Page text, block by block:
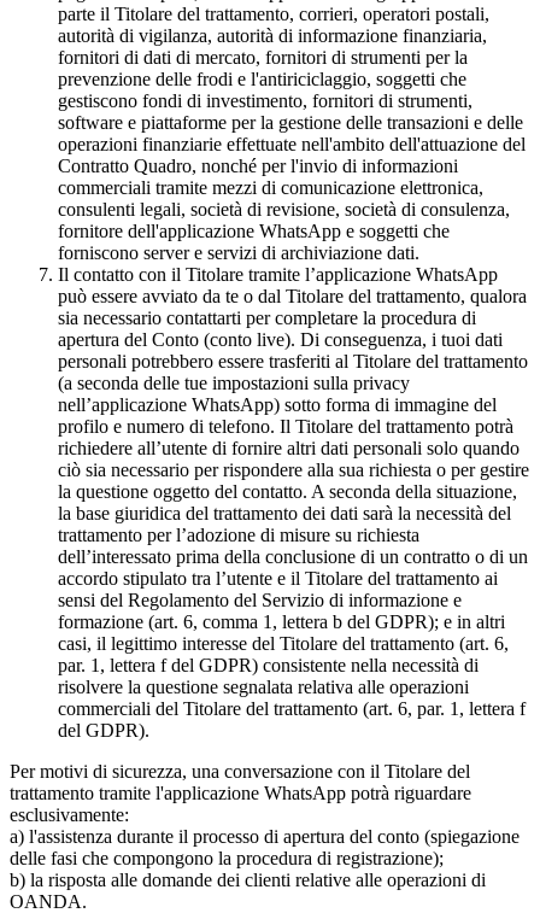
parte il Titolare del trattamento, corrieri, operatori postali,
autorità di vigilanza, autorità di informazione finanziaria,
fornitori di dati di mercato, fornitori di strumenti per la
prevenzione delle frodi e l'antiriciclaggio, soggetti che
gestiscono fondi di investimento, fornitori di strumenti,
software e piattaforme per la gestione delle transazioni e delle
operazioni finanziarie effettuate nell'ambito dell'attuazione del
Contratto Quadro, nonché per l'invio di informazioni
commerciali tramite mezzi di comunicazione elettronica,
consulenti legali, società di revisione, società di consulenza,
fornitore dell'applicazione WhatsApp e soggetti che
forniscono server e servizi di archiviazione dati.
Il contatto con il Titolare tramite l’applicazione WhatsApp
può essere avviato da te o dal Titolare del trattamento, qualora
sia necessario contattarti per completare la procedura di
apertura del Conto (conto live). Di conseguenza, i tuoi dati
personali potrebbero essere trasferiti al Titolare del trattamento
(a seconda delle tue impostazioni sulla privacy
nell’applicazione WhatsApp) sotto forma di immagine del
profilo e numero di telefono. Il Titolare del trattamento potrà
richiedere all’utente di fornire altri dati personali solo quando
ciò sia necessario per rispondere alla sua richiesta o per gestire
la questione oggetto del contatto. A seconda della situazione,
la base giuridica del trattamento dei dati sarà la necessità del
trattamento per l’adozione di misure su richiesta
dell’interessato prima della conclusione di un contratto o di un
accordo stipulato tra l’utente e il Titolare del trattamento ai
sensi del Regolamento del Servizio di informazione e
formazione (art. 6, comma 1, lettera b del GDPR); e in altri
casi, il legittimo interesse del Titolare del trattamento (art. 6,
par. 1, lettera f del GDPR) consistente nella necessità di
risolvere la questione segnalata relativa alle operazioni
commerciali del Titolare del trattamento (art. 6, par. 1, lettera f
del GDPR).
Per motivi di sicurezza, una conversazione con il Titolare del
trattamento tramite l'applicazione WhatsApp potrà riguardare
esclusivamente:
a) l'assistenza durante il processo di apertura del conto (spiegazione
delle fasi che compongono la procedura di registrazione);
b) la risposta alle domande dei clienti relative alle operazioni di
OANDA.